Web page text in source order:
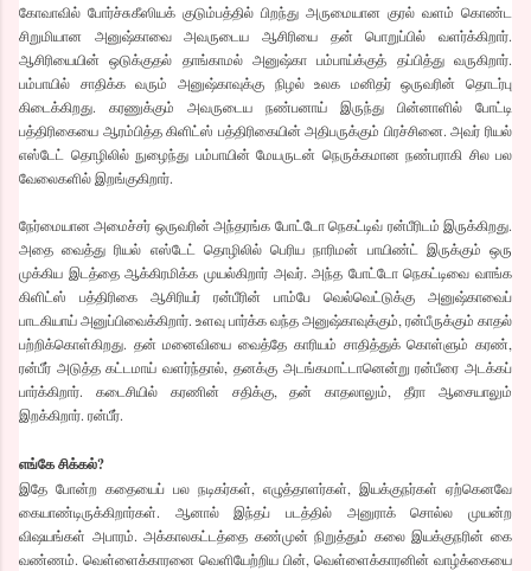
கோவாவில் போர்ச்சுகீஸியக் குடும்பத்தில் பிறந்து அருமையான குரல் வளம் கொண்ட
சிறுமியான அனுஷ்காவை அவருடைய ஆசிரியை தன் பொறுப்பில் வளர்க்கிறார்.
ஆசிரியையின் ஒடுக்குதல் தாங்காமல் அனுஷ்கா பம்பாய்க்குத் தப்பித்து வருகிறார்.
பம்பாயில் சாதிக்க வரும் அனுஷ்காவுக்கு நிழல் உலக மனிதர் ஒருவரின் தொடர்பு
கிடைக்கிறது. கரணுக்கும் அவருடைய நண்பனாய் இருந்து பின்னாளில் போட்டி
பத்திரிகையை ஆரம்பித்த கிளிட்ஸ் பத்திரிகையின் அதிபருக்கும் பிரச்சினை. அவர் ரியல்
எஸ்டேட் தொழிலில் நுழைந்து பம்பாயின் மேயருடன் நெருக்கமான நண்பராகி சில பல
வேலைகளில் இறங்குகிறார்.
நேர்மையான அமைச்சர் ஒருவரின் அந்தரங்க போட்டோ நெகட்டிவ் ரன்பீரிடம் இருக்கிறது.
அதை வைத்து ரியல் எஸ்டேட் தொழிலில் பெரிய நாரிமன் பாயிண்ட் இருக்கும் ஒரு
முக்கிய இடத்தை ஆக்கிரமிக்க முயல்கிறார் அவர். அந்த போட்டோ நெகட்டிவை வாங்க
கிளிட்ஸ் பத்திரிகை ஆசிரியர் ரன்பீரின் பாம்பே வெல்வெட்டுக்கு அனுஷ்காவைப்
பாடகியாய் அனுப்பிவைக்கிறார். உளவு பார்க்க வந்த அனுஷ்காவுக்கும், ரன்பீருக்கும் காதல்
பற்றிக்கொள்கிறது. தன் மனைவியை வைத்தே காரியம் சாதித்துக் கொள்ளும் கரண்,
ரன்பீர் அடுத்த கட்டமாய் வளர்ந்தால், தனக்கு அடங்கமாட்டானென்று ரன்பீரை அடக்கப்
பார்க்கிறார். கடைசியில் கரணின் சதிக்கு, தன் காதலாலும், தீரா ஆசையாலும்
இறக்கிறார். ரன்பீர்.
எங்கே சிக்கல்?
இதே போன்ற கதையைப் பல நடிகர்கள், எழுத்தாளர்கள், இயக்குநர்கள் ஏற்கெனவே
கையாண்டிருக்கிறார்கள். ஆனால் இந்தப் படத்தில் அனுராக் சொல்ல முயன்ற
விஷயங்கள் அபாரம். அக்காலகட்டத்தை கண்முன் நிறுத்தும் கலை இயக்குநரின் கை
வண்ணம். வெள்ளைக்காரனை வெளியேற்றிய பின், வெள்ளைக்காரனின் வாழ்க்கையை